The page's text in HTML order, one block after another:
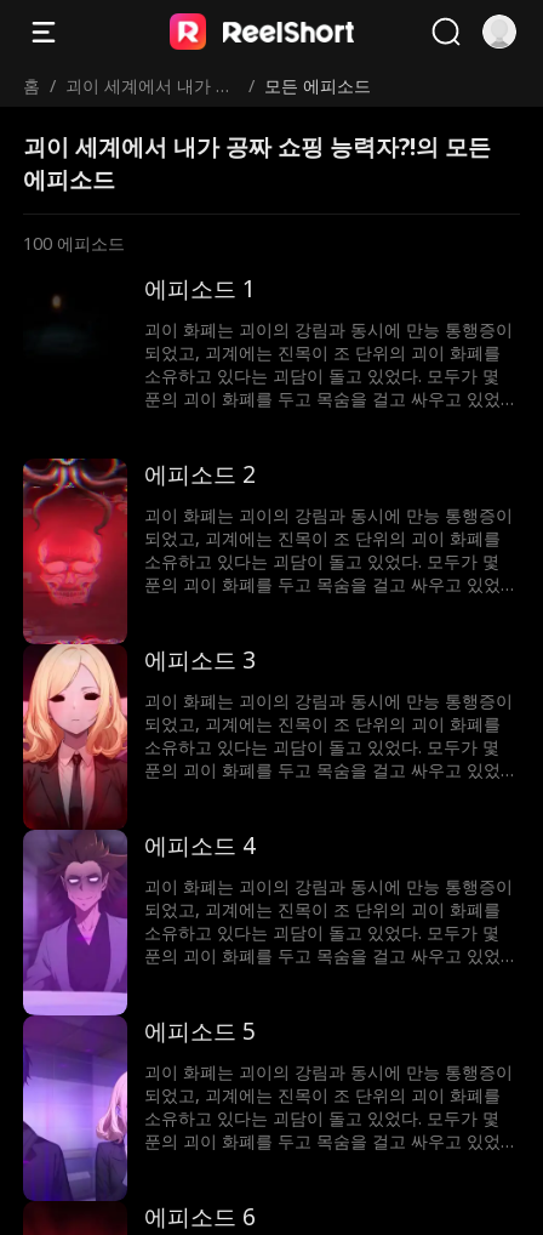
홈 / 괴이 세계에서 내가 공
/ 모든 에피소드
괴이 세계에서 내가 공짜 쇼핑 능력자?!의 모든
에피소드
100 에피소드
에피소드 1
괴이 화폐는 괴이의 강림과 동시에 만능 통행증이
되었고, 괴계에는 진목이 조 단위의 괴이 화폐를
소유하고 있다는 괴담이 돌고 있었다. 모두가 몇
푼의 괴이 화폐를 두고 목숨을 걸고 싸우고 있었지
어 인생의 정점에 올라서게 된다.
에피소드 2
괴이 화폐는 괴이의 강림과 동시에 만능 통행증이
되었고, 괴계에는 진목이 조 단위의 괴이 화폐를
소유하고 있다는 괴담이 돌고 있었다. 모두가 몇
푼의 괴이 화폐를 두고 목숨을 걸고 싸우고 있었지
어 인생의 정점에 올라서게 된다.
에피소드 3
괴이 화폐는 괴이의 강림과 동시에 만능 통행증이
되었고, 괴계에는 진목이 조 단위의 괴이 화폐를
소유하고 있다는 괴담이 돌고 있었다. 모두가 몇
푼의 괴이 화폐를 두고 목숨을 걸고 싸우고 있었지
어 인생의 정점에 올라서게 된다.
에피소드 4
괴이 화폐는 괴이의 강림과 동시에 만능 통행증이
되었고, 괴계에는 진목이 조 단위의 괴이 화폐를
소유하고 있다는 괴담이 돌고 있었다. 모두가 몇
푼의 괴이 화폐를 두고 목숨을 걸고 싸우고 있었지
어 인생의 정점에 올라서게 된다.
에피소드 5
괴이 화폐는 괴이의 강림과 동시에 만능 통행증이
되었고, 괴계에는 진목이 조 단위의 괴이 화폐를
소유하고 있다는 괴담이 돌고 있었다. 모두가 몇
푼의 괴이 화폐를 두고 목숨을 걸고 싸우고 있었지
어 인생의 정점에 올라서게 된다.
에피소드 6